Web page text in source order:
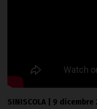
SINISCOLA | 9 dicembre